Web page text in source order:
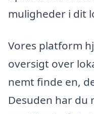
muligheder i dit
Vores platform
oversigt over
nemt finde en,
Desuden har du